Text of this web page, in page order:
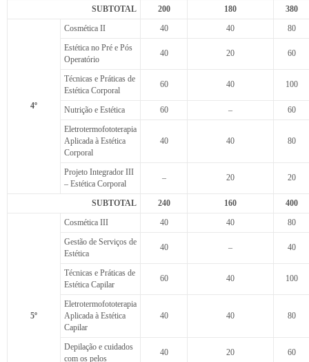
SUBTOTAL 200 180 380
4º
Cosmética II 40 40
80
Estética no Pré e Pós
Operatório
40 20 60
Técnicas e Práticas de
Estética Corporal
60 40 100
Nutrição e Estética 60 –
60
Eletrotermofototerapia
Aplicada à Estética
Corporal
40 40 80
Projeto Integrador III
– Estética Corporal
– 20 20
SUBTOTAL 240 160 400
5º
Cosmética III 40 40
80
Gestão de Serviços de
Estética
40 – 40
Técnicas e Práticas de
Estética Capilar
60 40 100
Eletrotermofototerapia
Aplicada à Estética
Capilar
40 40 80
Depilação e cuidados
com os pelos
40 20 60